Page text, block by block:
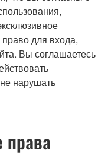
для входа,
Вы соглашаетесь
нарушать
права